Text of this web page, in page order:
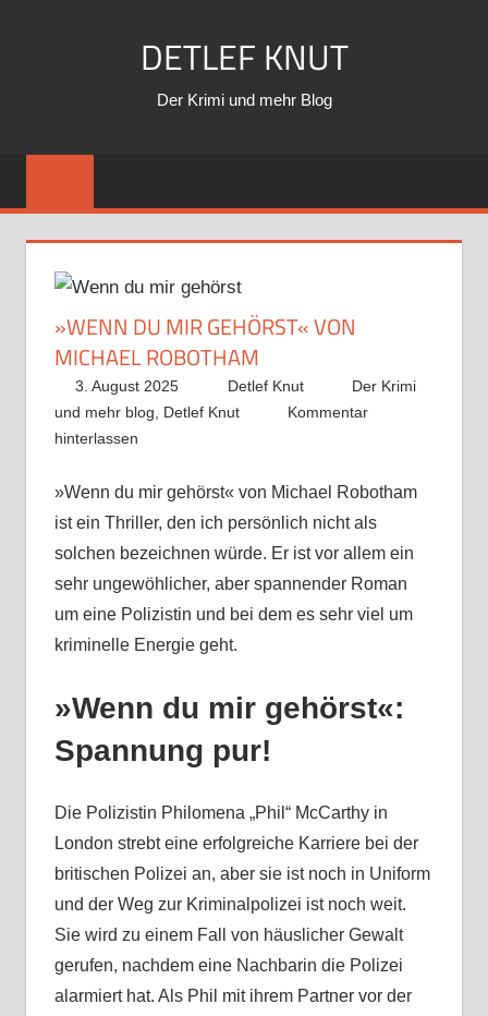
DETLEF KNUT
Der Krimi und mehr Blog
»WENN DU MIR GEHÖRST« VON
MICHAEL ROBOTHAM
3. August 2025 Detlef Knut
Der Krimi
und mehr blog, Detlef Knut
Kommentar
hinterlassen
»Wenn du mir gehörst« von Michael Robotham
ist ein Thriller, den ich persönlich nicht als
solchen bezeichnen würde. Er ist vor allem ein
sehr ungewöhlicher, aber spannender Roman
um eine Polizistin und bei dem es sehr viel um
kriminelle Energie geht.
»Wenn du mir gehörst«:
Spannung pur!
Die Polizistin Philomena „Phil“ McCarthy in
London strebt eine erfolgreiche Karriere bei der
britischen Polizei an, aber sie ist noch in Uniform
und der Weg zur Kriminalpolizei ist noch weit.
Sie wird zu einem Fall von häuslicher Gewalt
gerufen, nachdem eine Nachbarin die Polizei
alarmiert hat. Als Phil mit ihrem Partner vor der